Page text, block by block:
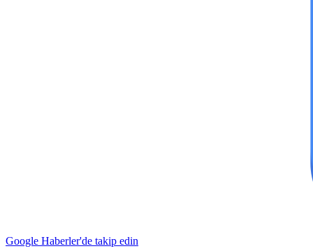
Google Haberler'de takip edin